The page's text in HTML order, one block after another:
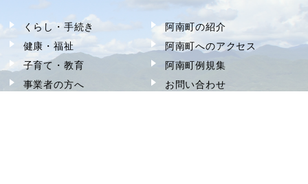
くらし・手続き
健康・福祉
子育て・教育
事業者の方へ
阿南町の紹介
阿南町へのアクセス
阿南町例規集
お問い合わせ